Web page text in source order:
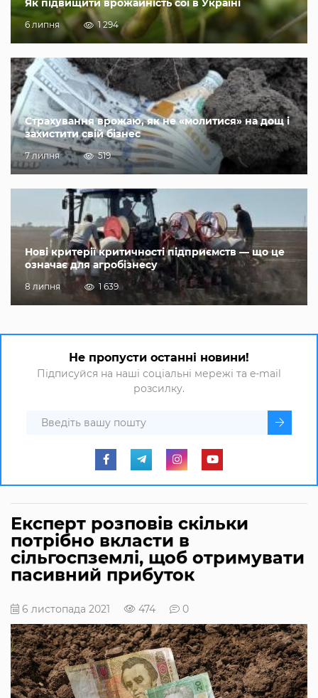
Як підвищити врожайність сої в Україні
6 липня 1 294
Страхування врожаю, як не «молитися» на дощ і
захистити свій бізнес
7 липня 519
Нові критерії критичності підприємств — що це
означає для агробізнесу
8 липня 1 639
Не пропусти останні новини!
Підписуйся на наші соціальні мережі та e-mail
розсилку.
Експерт розповів скільки
потрібно вкласти в
сільгоспземлі, щоб отримувати
пасивний прибуток
6 листопада 2021 474 0